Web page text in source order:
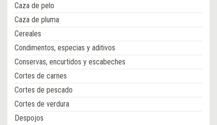
Caza de pelo
Caza de pluma
Cereales
Condimentos, especias y aditivos
Conservas, encurtidos y escabeches
Cortes de carnes
Cortes de pescado
Cortes de verdura
Despojos